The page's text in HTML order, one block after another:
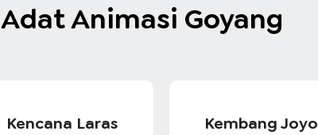
Adat Animasi Goyang
Kencana Laras Kembang Joyo